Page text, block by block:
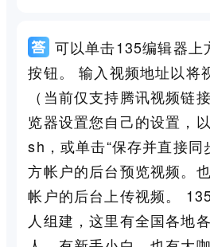
可以单击135编辑器上
按钮。 输入视频地址以将
（当前仅支持腾讯视频链
览器设置您自己的设置，
sh，或单击“保存并直接同
方帐户的后台预览视频。
帐户的后台上传视频。
人组建，这里有全国各地